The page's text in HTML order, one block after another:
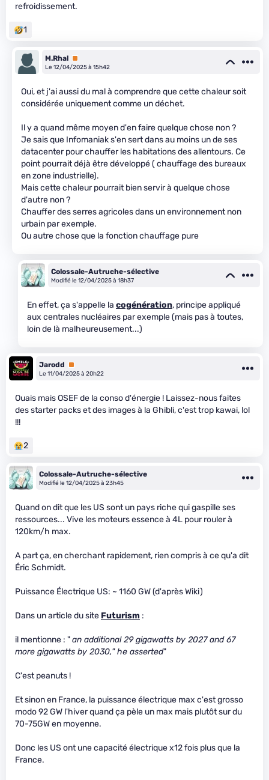
refroidissement.
1
M.Rhal Premium
Le 12/04/2025 à 15h42
Oui, et j'ai aussi du mal à comprendre que cette chaleur soit
considérée uniquement comme un déchet.
Il y a quand même moyen d'en faire quelque chose non ?
Je sais que Infomaniak s'en sert dans au moins un de ses
datacenter pour chauffer les habitations des allentours. Ce
point pourrait déjà être développé ( chauffage des bureaux
en zone industrielle).
Mais cette chaleur pourrait bien servir à quelque chose
d'autre non ?
Chauffer des serres agricoles dans un environnement non
urbain par exemple.
Ou autre chose que la fonction chauffage pure
Colossale-Autruche-sélective
Modifié le 12/04/2025 à 18h37
En effet, ça s'appelle la cogénération, principe appliqué
aux centrales nucléaires par exemple (mais pas à toutes,
loin de là malheureusement...)
Jarodd
Premium
Le 11/04/2025 à 20h22
Ouais mais OSEF de la conso d'énergie ! Laissez-nous faites
des starter packs et des images à la Ghibli, c'est trop kawai, lol
!!!
2
Colossale-Autruche-sélective
Modifié le 12/04/2025 à 23h45
Quand on dit que les US sont un pays riche qui gaspille ses
ressources... Vive les moteurs essence à 4L pour rouler à
120km/h max.
A part ça, en cherchant rapidement, rien compris à ce qu'a dit
Éric Schmidt.
Puissance Électrique US: ~ 1160 GW (d'après Wiki)
Dans un article du site Futurism :
il mentionne : "an additional 29 gigawatts by 2027 and 67
more gigawatts by 2030," he asserted"
C'est peanuts !
Et sinon en France, la puissance électrique max c'est grosso
modo 92 GW l'hiver quand ça pèle un max mais plutôt sur du
70-75GW en moyenne.
Donc les US ont une capacité électrique x12 fois plus que la
France.